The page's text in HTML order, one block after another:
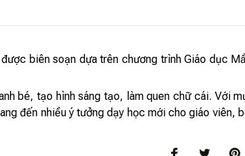
biên soạn dựa trên chương trình Giáo dục
bé, tạo hình sáng tạo, làm quen chữ cái. Với
đến nhiều ý tưởng dạy học mới cho giáo viên,